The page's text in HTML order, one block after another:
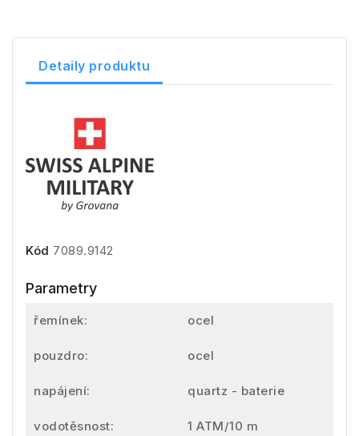
Detaily produktu
Kód 7089.9142
Parametry
řemínek: ocel
pouzdro: ocel
napájení: quartz - baterie
vodotěsnost: 1 ATM/10 m